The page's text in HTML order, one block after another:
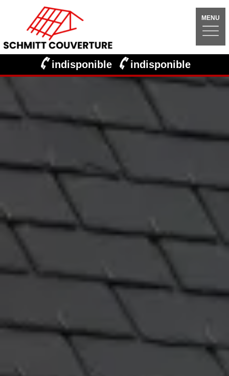
MENU
indisponible indisponible